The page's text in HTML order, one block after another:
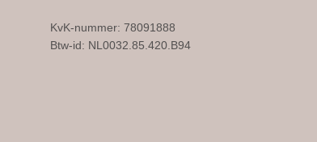
KvK-nummer: 78091888
Btw-id: NL0032.85.420.B94